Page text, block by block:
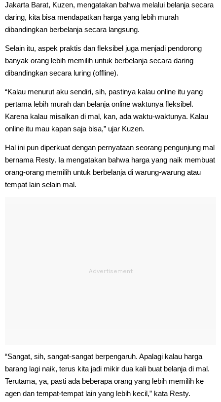
Jakarta Barat, Kuzen, mengatakan bahwa melalui belanja secara
daring, kita bisa mendapatkan harga yang lebih murah
dibandingkan berbelanja secara langsung.
Selain itu, aspek praktis dan fleksibel juga menjadi pendorong
banyak orang lebih memilih untuk berbelanja secara daring
dibandingkan secara luring (offline).
“Kalau menurut aku sendiri, sih, pastinya kalau online itu yang
pertama lebih murah dan belanja online waktunya fleksibel.
Karena kalau misalkan di mal, kan, ada waktu-waktunya. Kalau
online itu mau kapan saja bisa,” ujar Kuzen.
Hal ini pun diperkuat dengan pernyataan seorang pengunjung mal
bernama Resty. Ia mengatakan bahwa harga yang naik membuat
orang-orang memilih untuk berbelanja di warung-warung atau
tempat lain selain mal.
“Sangat, sih, sangat-sangat berpengaruh. Apalagi kalau harga
barang lagi naik, terus kita jadi mikir dua kali buat belanja di mal.
Terutama, ya, pasti ada beberapa orang yang lebih memilih ke
agen dan tempat-tempat lain yang lebih kecil,” kata Resty.